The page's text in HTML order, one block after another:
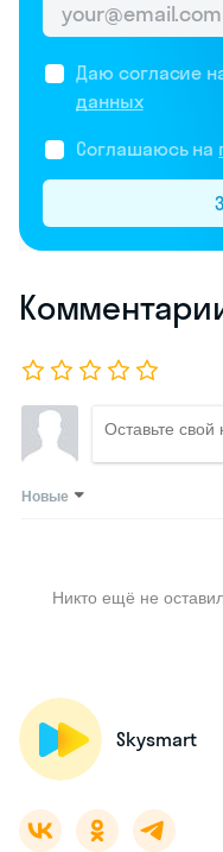
Даю согласие
данных
Соглашаюсь на
Новые
Никто ещё не
Skysmart